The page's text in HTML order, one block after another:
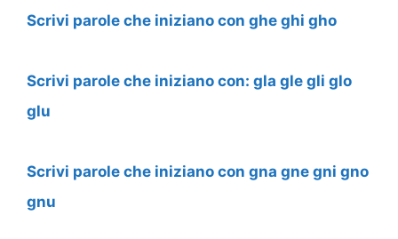
Scrivi parole che iniziano con ghe ghi gho
Scrivi parole che iniziano con: gla gle gli glo
glu
Scrivi parole che iniziano con gna gne gni gno
gnu